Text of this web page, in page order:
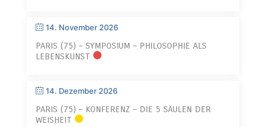
14. November 2026
PARIS (75) – SYMPOSIUM – PHILOSOPHIE ALS
LEBENSKUNST
14. Dezember 2026
PARIS (75) – KONFERENZ – DIE 5 SÄULEN DER
WEISHEIT